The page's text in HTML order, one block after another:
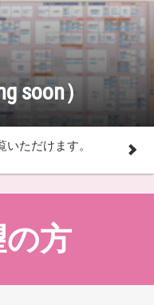
soon）
ただけます。
方